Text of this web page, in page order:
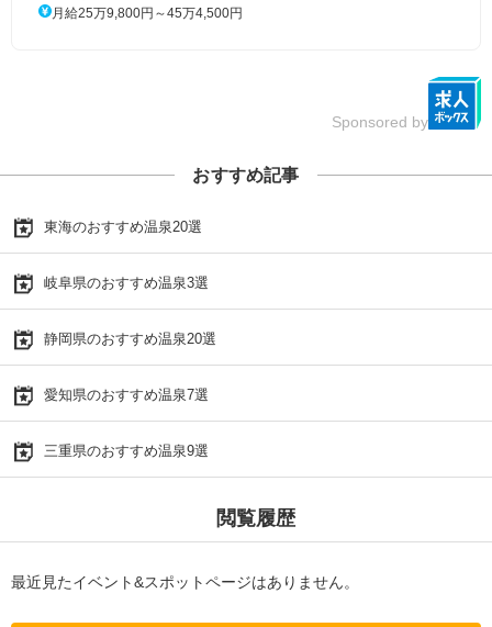
月給25万9,800円～45万4,500円
Sponsored by
おすすめ記事
東海のおすすめ温泉20選
岐阜県のおすすめ温泉3選
静岡県のおすすめ温泉20選
愛知県のおすすめ温泉7選
三重県のおすすめ温泉9選
閲覧履歴
最近見たイベント&スポットページはありません。